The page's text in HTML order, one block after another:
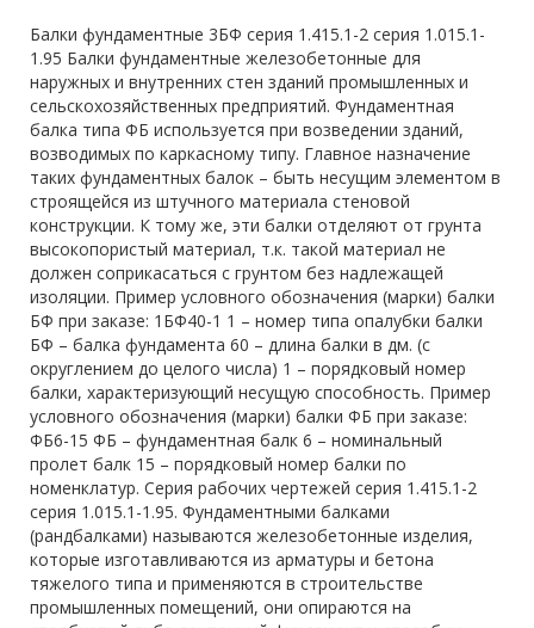
Балки фундаментные 3БФ серия 1.415.1-2 серия 1.015.1-
1.95 Балки фундаментные железобетонные для
наружных и внутренних стен зданий промышленных и
сельскохозяйственных предприятий. Фундаментная
балка типа ФБ используется при возведении зданий,
возводимых по каркасному типу. Главное назначение
таких фундаментных балок – быть несущим элементом в
строящейся из штучного материала стеновой
конструкции. К тому же, эти балки отделяют от грунта
высокопористый материал, т.к. такой материал не
должен соприкасаться с грунтом без надлежащей
изоляции. Пример условного обозначения (марки) балки
БФ при заказе: 1БФ40-1 1 – номер типа опалубки балки
БФ – балка фундамента 60 – длина балки в дм. (с
округлением до целого числа) 1 – порядковый номер
балки, характеризующий несущую способность. Пример
условного обозначения (марки) балки ФБ при заказе:
ФБ6-15 ФБ – фундаментная балк 6 – номинальный
пролет балк 15 – порядковый номер балки по
номенклатур. Серия рабочих чертежей серия 1.415.1-2
серия 1.015.1-1.95. Фундаментными балками
(рандбалками) называются железобетонные изделия,
которые изготавливаются из арматуры и бетона
тяжелого типа и применяются в строительстве
промышленных помещений, они опираются на